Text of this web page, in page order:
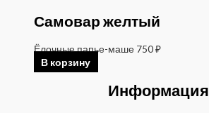
Самовар желтый
Ёлочные папье-маше 750₽
В корзину
Информация